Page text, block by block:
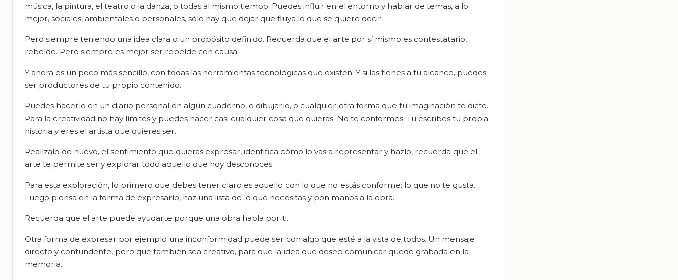
música, la pintura, el teatro o la danza, o todas al mismo tiempo. Puedes influir en el entorno y hablar de temas, a lo
mejor, sociales, ambientales o personales, sólo hay que dejar que fluya lo que se quiere decir.
Pero siempre teniendo una idea clara o un propósito definido. Recuerda que el arte por sí mismo es contestatario,
rebelde. Pero siempre es mejor ser rebelde con causa.
Y ahora es un poco más sencillo, con todas las herramientas tecnológicas que existen. Y si las tienes a tu alcance, puedes
ser productores de tu propio contenido.
Puedes hacerlo en un diario personal en algún cuaderno, o dibujarlo, o cualquier otra forma que tu imaginación te dicte.
Para la creatividad no hay límites y puedes hacer casi cualquier cosa que quieras. No te conformes. Tu escribes tu propia
historia y eres el artista que quieres ser.
Realízalo de nuevo, el sentimiento que quieras expresar, identifica cómo lo vas a representar y hazlo, recuerda que el
arte te permite ser y explorar todo aquello que hoy desconoces.
Para esta exploración, lo primero que debes tener claro es aquello con lo que no estás conforme: lo que no te gusta.
Luego piensa en la forma de expresarlo, haz una lista de lo que necesitas y pon manos a la obra.
Recuerda que el arte puede ayudarte porque una obra habla por ti.
Otra forma de expresar por ejemplo una inconformidad puede ser con algo que esté a la vista de todos. Un mensaje
directo y contundente, pero que también sea creativo, para que la idea que deseo comunicar quede grabada en la
memoria.